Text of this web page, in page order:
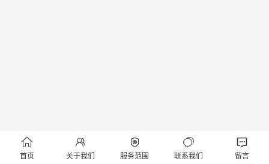

首页

关于我们

服务范围

联系我们

留言